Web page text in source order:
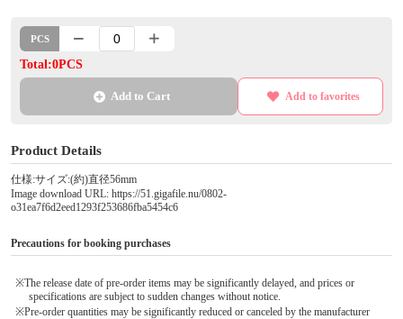
PCS
Total:0PCS
Add to Cart Add to favorites
Product Details
仕様:サイズ:(約)直径56mm
Image download URL: https://51.gigafile.nu/0802-
o31ea7f6d2eed1293f253686fba5454c6
Precautions for booking purchases
※The release date of pre-order items may be significantly delayed, and prices or
specifications are subject to sudden changes without notice.
※Pre-order quantities may be significantly reduced or canceled by the manufacturer